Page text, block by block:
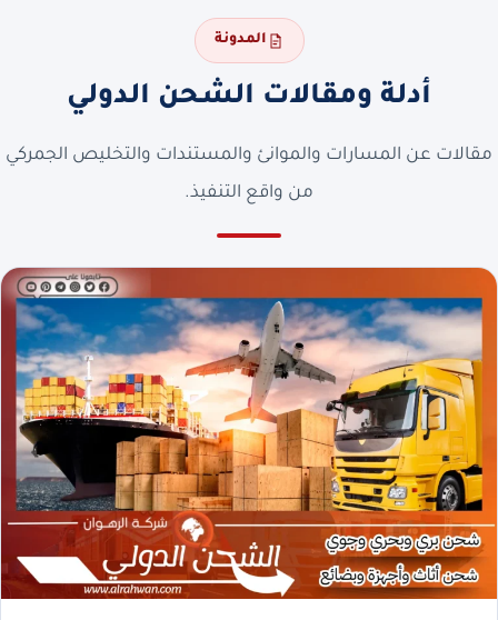
المدونة
أدلة ومقالات الشحن الدولي
مقالات عن المسارات والموانئ والمستندات والتخليص الجمركي
من واقع التنفيذ.